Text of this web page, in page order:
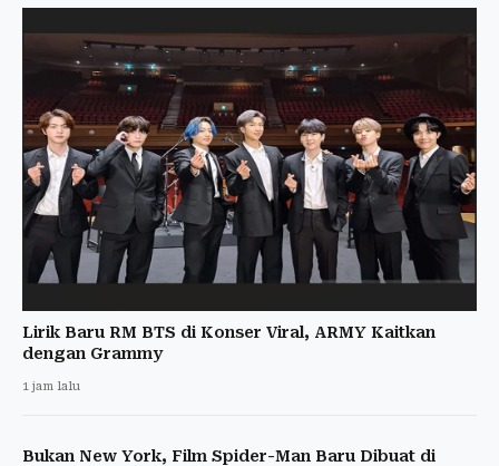
Lirik Baru RM BTS di Konser Viral, ARMY Kaitkan
dengan Grammy
1 jam lalu
Bukan New York, Film Spider-Man Baru Dibuat di